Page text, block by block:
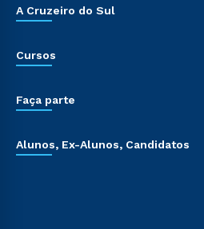
A Cruzeiro do Sul
Cursos
Faça parte
Alunos, Ex-Alunos, Candidatos